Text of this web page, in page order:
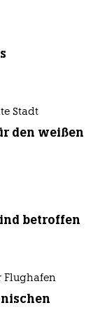
Stadt
den weißen
betroffen
Flughafen